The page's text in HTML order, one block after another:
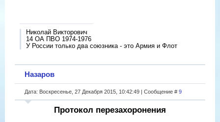
Николай Викторович
14 ОА ПВО 1974-1976
У России только два союзника - это Армия и Флот
Назаров
Дата: Воскресенье, 27 Декабря 2015, 10:42:49 | Сообщение # 9
Протокол перезахоронения